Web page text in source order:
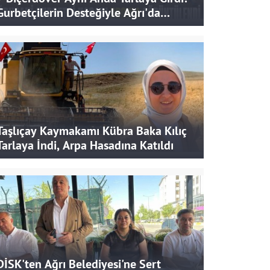
Desteğiyle Ağrı'da
Hasat
Kaymakamı Kübra Baka Kılıç
İndi, Arpa Hasadına Katıldı
Ağrı Belediyesi'ne Sert